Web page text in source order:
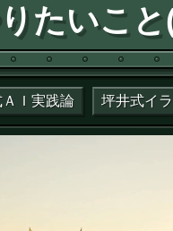
たいこ
Ｉ実践論 坪井式イ